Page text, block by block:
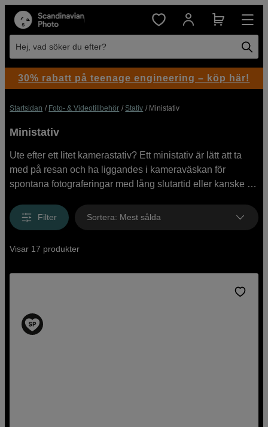
Hej, vad söker du efter?
Startsidan Foto- & Videotillbehör Stativ Ministativ
Ministativ
Ute efter ett litet kamerastativ? Ett ministativ är lätt att ta
med på resan och ha liggandes i kameraväskan för
spontana fotograferingar med lång slutartid eller kanske en
kompaktkameror och lättare systemkameror och
videokameror och är smidiga att ställa upp både inne och
Filter Sortera: Mest sålda
Visar 17 produkter
30% rabatt på teenage engineering – köp här!